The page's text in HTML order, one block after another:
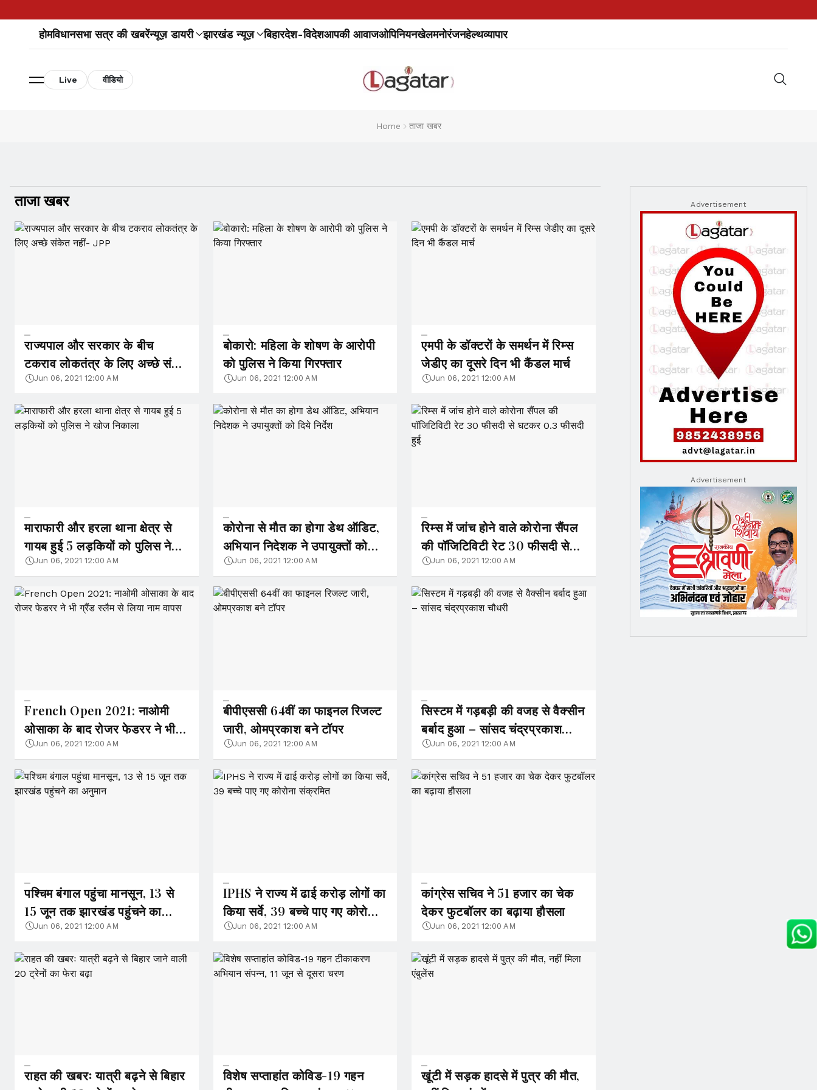
होमविधानसभा सत्र की खबरेंन्यूज़ डायरी झारखंड न्यूज़ बिहारदेश-विदेशआपकी आवाजओपिनियनखेलमनोरंजनहेल्थव्यापार
Live वीडियो
Home ताजा खबर
ताजा खबर
राज्यपाल और सरकार के बीच
टकराव लोकतंत्र के लिए अच्छे संकेत
नहीं- JPP
Jun 06, 2021 12:00 AM
बोकारो: महिला के शोषण के आरोपी
को पुलिस ने किया गिरफ्तार
Jun 06, 2021 12:00 AM
एमपी के डॉक्टरों के समर्थन में रिम्स
जेडीए का दूसरे दिन भी कैंडल मार्च
Jun 06, 2021 12:00 AM
माराफारी और हरला थाना क्षेत्र से
गायब हुई 5 लड़कियों को पुलिस ने
खोज निकाला
Jun 06, 2021 12:00 AM
कोरोना से मौत का होगा डेथ ऑडिट,
अभियान निदेशक ने उपायुक्तों को
दिये निर्देश
Jun 06, 2021 12:00 AM
रिम्स में जांच होने वाले कोरोना सैंपल
की पॉजिटिविटी रेट 30 फीसदी से
घटकर 0.3 फीसदी हुई
Jun 06, 2021 12:00 AM
French Open 2021: नाओमी
ओसाका के बाद रोजर फेडरर ने भी
ग्रैंड स्लैम से लिया नाम वापस
Jun 06, 2021 12:00 AM
बीपीएससी 64वीं का फाइनल रिजल्‍ट
जारी, ओमप्रकाश बने टॉपर
Jun 06, 2021 12:00 AM
सिस्टम में गड़बड़ी की वजह से वैक्सीन
बर्बाद हुआ – सांसद चंद्रप्रकाश
चौधरी
Jun 06, 2021 12:00 AM
पश्चिम बंगाल पहुंचा मानसून, 13 से
15 जून तक झारखंड पहुंचने का
अनुमान
Jun 06, 2021 12:00 AM
IPHS ने राज्य में ढाई करोड़ लोगों का
किया सर्वे, 39 बच्चे पाए गए कोरोना
संक्रमित
Jun 06, 2021 12:00 AM
कांग्रेस सचिव ने 51 हजार का चेक
देकर फुटबॉलर का बढ़ाया हौसला
Jun 06, 2021 12:00 AM
राहत की खबरः यात्री बढ़ने से बिहार
विशेष सप्ताहांत कोविड-19 गहन
खूंटी में सड़क हादसे में पुत्र की मौत,
Advertisement
Advertisement